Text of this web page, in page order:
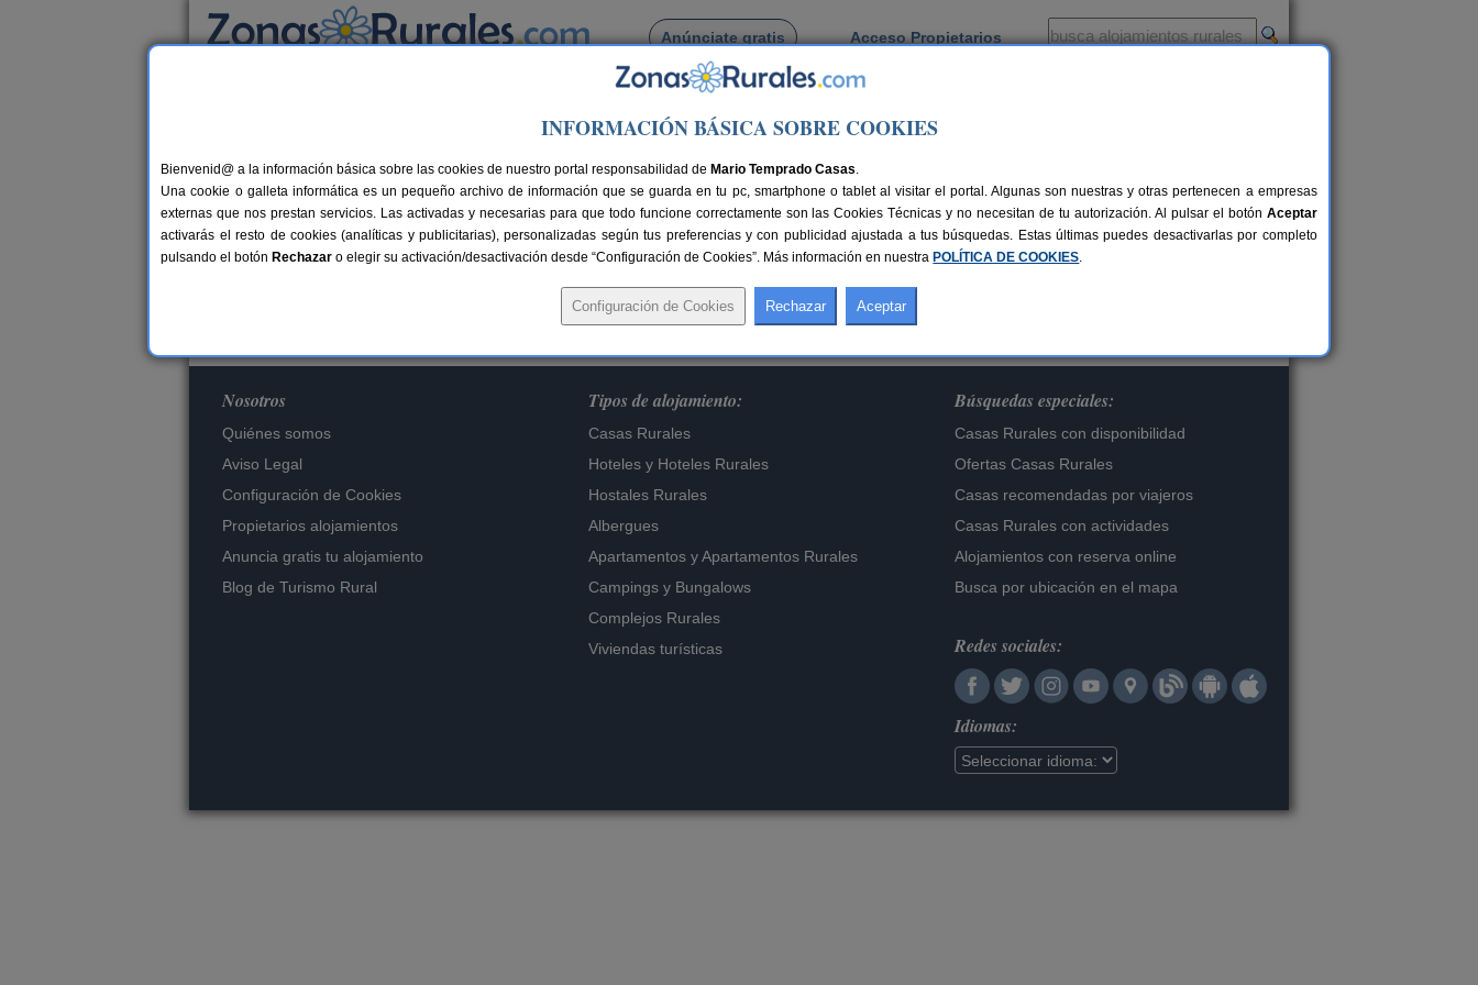
Anúnciate gratis Acceso Propietarios
Busca por pueblo
Lo sentimos,
Este alojamiento ya no figura en nuestra base de datos.
Buscar otros alojamientos
Nosotros
Quiénes somos
Aviso Legal
Configuración de Cookies
Propietarios alojamientos
Anuncia gratis tu alojamiento
Blog de Turismo Rural
Tipos de alojamiento:
Casas Rurales
Hoteles y Hoteles Rurales
Hostales Rurales
Albergues
Apartamentos yApartamentos Rurales
Campings y Bungalows
Complejos Rurales
Viviendas turísticas
Búsquedas especiales:
Casas Rurales con disponibilidad
Ofertas Casas Rurales
Casas recomendadas por viajeros
Casas Rurales con actividades
Alojamientos con reserva online
Busca por ubicación en el mapa
Redes sociales:
Idiomas:
INFORMACIÓN BÁSICA SOBRE COOKIES
Bienvenid@ a la información básica sobre las cookies de nuestro portal responsabilidad de Mario Temprado Casas.
Una cookie o galleta informática es un pequeño archivo de información que se guarda en tu pc, smartphone o tablet al visitar el portal. Algunas son nuestras y otras pertenecen a empresas
externas que nos prestan servicios. Las activadas y necesarias para que todo funcione correctamente son las Cookies Técnicas y no necesitan de tu autorización. Al pulsar el botón Aceptar
activarás el resto de cookies (analíticas y publicitarias), personalizadas según tus preferencias y con publicidad ajustada a tus búsquedas. Estas últimas puedes desactivarlas por completo
pulsando el botón Rechazar o elegir su activación/desactivación desde “Configuración de Cookies”. Más información en nuestra POLÍTICA DE COOKIES.